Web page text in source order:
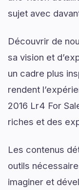
sujet avec
Découvrir de
sa vision et
un cadre plus
rendent
2016 Lr4 For
riches et des
Les contenus
outils
imaginer et